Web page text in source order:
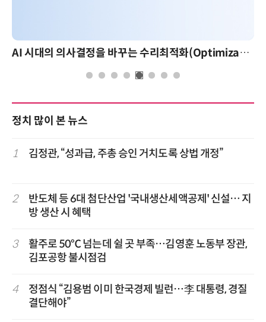
AI 시대의 의사결정을 바꾸는 수리최적화(Optimization): 실제 산업 적용 사례와 활용 전략
정치 많이 본 뉴스
1 김정관, “성과급, 주총 승인 거치도록 상법 개정”
2
반도체 등 6대 첨단산업 '국내생산세액공제' 신설… 지
방 생산 시 혜택
3
활주로 50℃ 넘는데 쉴 곳 부족…김영훈 노동부 장관,
김포공항 불시점검
4
정점식 “김용범 이미 한국경제 빌런…李 대통령, 경질
결단해야”